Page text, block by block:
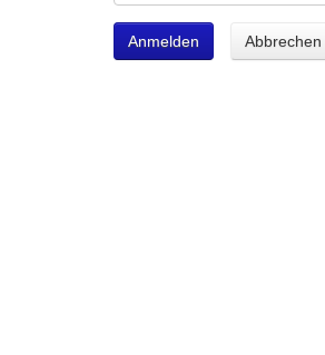
Anmelden Abbrechen